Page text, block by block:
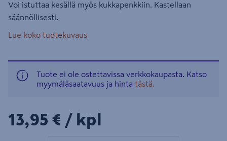
Voi istuttaa kesällä myös kukkapenkkiin. Kastellaan
säännöllisesti.
Lue koko tuotekuvaus
Tuote ei ole ostettavissa verkkokaupasta. Katso
myymäläsaatavuus ja hinta tästä.
13,95€/kpl
13,95 € / kpl